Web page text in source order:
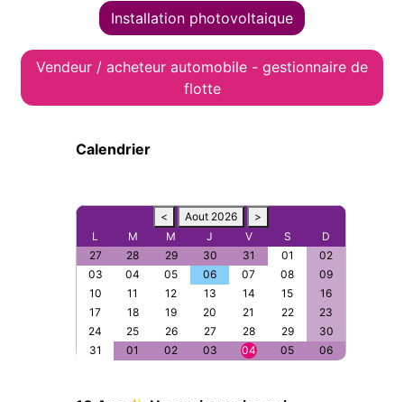
Installation photovoltaique
Vendeur / acheteur automobile - gestionnaire de
flotte
Calendrier
< Aout 2026
>
L
M M J V S
D
27
28 29 30 31 01
02
03
04 05 06 07 08
09
10
11 12 13 14 15
16
17
18 19 20 21 22
23
24
25 26 27 28 29
30
31
01 02 03 04 05 06